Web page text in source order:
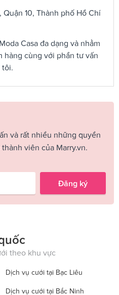
Quận 10, Thành phố Hồ Chí
Casa đa dạng và nhằm
hàng cùng với phần tư vấn
tôi.
và rất nhiều những quyền
viên của Marry.vn.
Đăng ký
theo khu vực
Dịch vụ cưới tại Bạc Liêu
Dịch vụ cưới tại Bắc Ninh